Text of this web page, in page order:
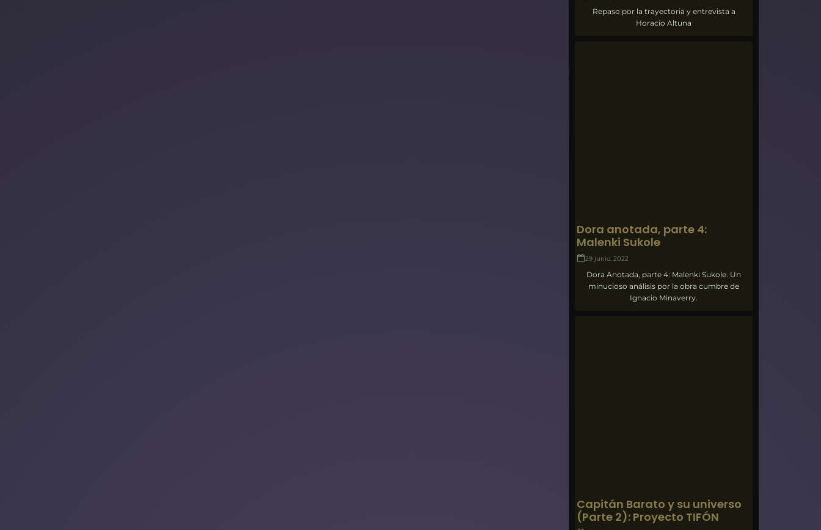
Repaso por la trayectoria y entrevista a
Horacio Altuna
Dora anotada, parte 4:
Malenki Sukole
29 junio, 2022
Dora Anotada, parte 4: Malenki Sukole. Un
minucioso análisis por la obra cumbre de
Ignacio Minaverry.
Capitán Barato y su universo
(Parte 2): Proyecto TIFÓN